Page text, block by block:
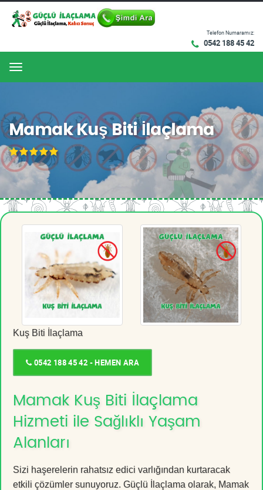
Telefon Numaramız:
0542 188 45 42
Menu
Mamak Kuş Biti İlaçlama
Kuş Biti İlaçlama
0542 188 45 42 - HEMEN ARA
Mamak Kuş Biti İlaçlama
Hizmeti ile Sağlıklı Yaşam
Alanları
Sizi haşerelerin rahatsız edici varlığından kurtaracak
etkili çözümler sunuyoruz. Güçlü İlaçlama olarak, Mamak